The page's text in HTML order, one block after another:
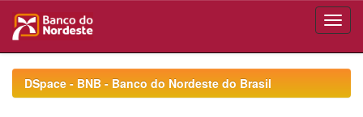
navigationDSpace - BNB - Banco do Nordeste do Brasil